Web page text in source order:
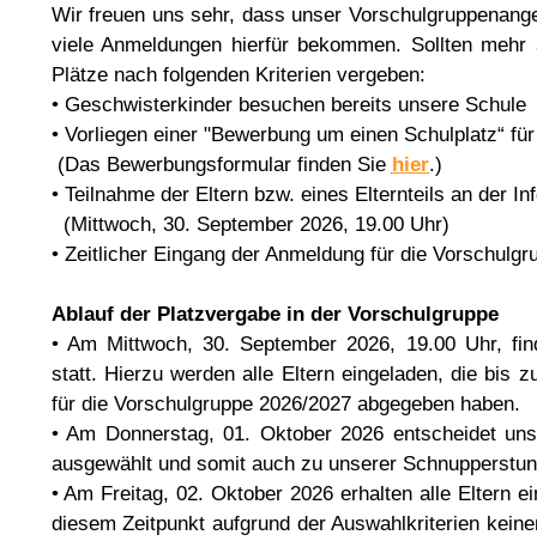
Wir freuen uns sehr, dass unser
viele Anmeldungen hierfür bekommen. Sollten
Plätze nach folgenden Kriterien vergeben:
• Geschwisterkinder besuchen bereits unsere Schule
• Vorliegen einer "Bewerbung um einen Schulplatz“
(Das Bewerbungsformular finden Sie hier.)
• Teilnahme der Eltern bzw. eines Elternteils an der
(Mittwoch, 30. September 2026, 19.00 Uhr)
• Zeitlicher Eingang der Anmeldung für die
Ablauf der Platzvergabe in der Vorschulgruppe
• Am Mittwoch, 30. September 2026, 19.00 Uhr,
statt. Hierzu werden alle Eltern eingeladen, die bis
für die Vorschulgruppe 2026/2027 abgegeben haben.
• Am Donnerstag, 01. Oktober 2026 entscheidet
ausgewählt und somit auch zu unserer
• Am Freitag, 02. Oktober 2026 erhalten alle Eltern
diesem Zeitpunkt aufgrund der Auswahlkriterien